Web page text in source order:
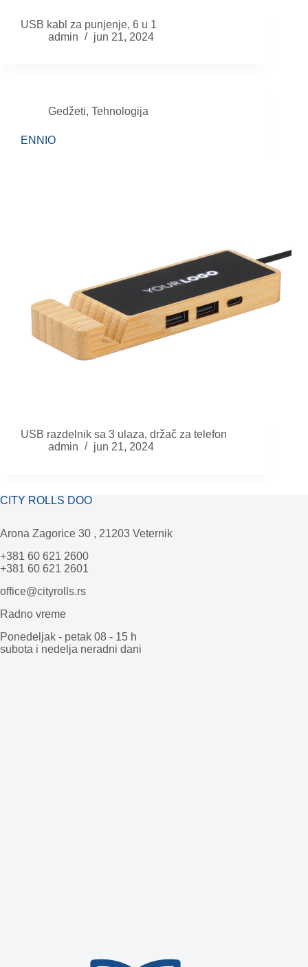
USB kabl za punjenje, 6 u 1
admin
jun 21, 2024
Gedžeti, Tehnologija
ENNIO
USB razdelnik sa 3 ulaza, držač za telefon
admin
jun 21, 2024
CITY ROLLS DOO
Arona Zagorice 30 , 21203 Veternik
+381 60 621 2600
+381 60 621 2601
office@cityrolls.rs
Radno vreme
Ponedeljak - petak 08 - 15 h
subota i nedelja neradni dani